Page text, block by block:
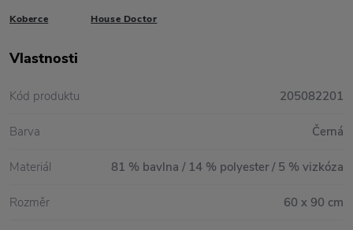
Koberce House Doctor
Vlastnosti
Kód produktu 205082201
Barva Černá
Materiál 81 % bavlna / 14 % polyester / 5 % vizkóza
Rozměr 60 x 90 cm